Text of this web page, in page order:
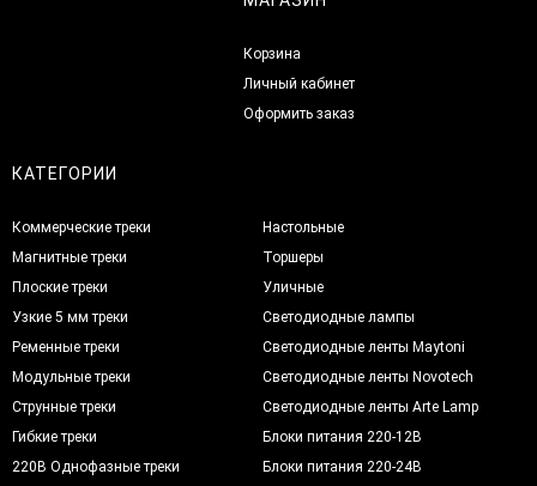
Корзина
Личный кабинет
Оформить заказ
КАТЕГОРИИ
Коммерческие треки
Магнитные треки
Плоские треки
Узкие 5 мм треки
Ременные треки
Модульные треки
Струнные треки
Гибкие треки
220В Однофазные треки
Настольные
Торшеры
Уличные
Светодиодные лампы
Светодиодные ленты Maytoni
Светодиодные ленты Novotech
Светодиодные ленты Arte Lamp
Блоки питания 220-12В
Блоки питания 220-24В